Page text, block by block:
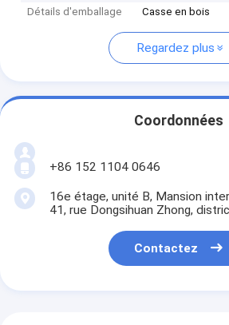
Détails d'emballage
Casse en bois
Regardez plus
Coordonnées
+86 152 1104 0646
16e étage, unité B, Mansion
41, rue Dongsihuan Zhong,
Contactez